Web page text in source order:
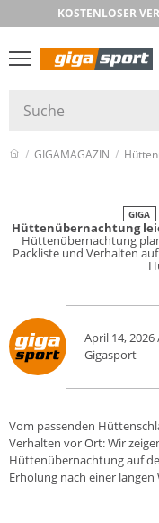
KOSTENLOSER
GIGAMAGAZIN
GIGA
Hüttenübernachtung
Hüttenübernachtung
Packliste und Verhalten
April 14, 2026
Gigasport
Vom passenden
Verhalten vor Ort: Wir
Hüttenübernachtung auf
Erholung nach einer